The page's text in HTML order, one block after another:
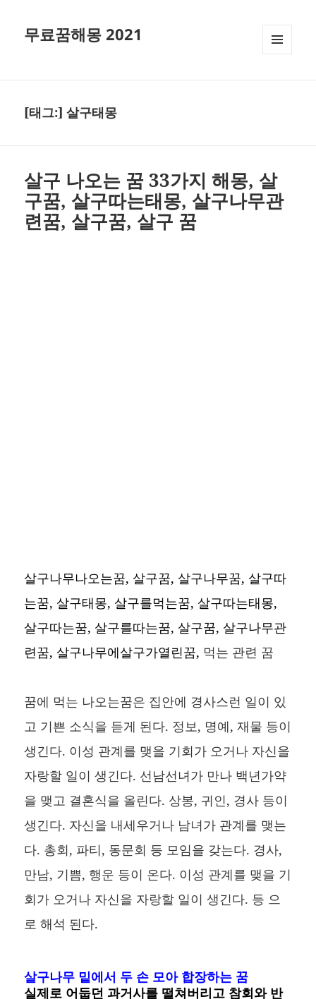
무료꿈해몽 2021
[태그:]살구태몽
살구 나오는 꿈 33가지 해몽, 살
구꿈, 살구따는태몽, 살구나무관
련꿈, 살구꿈, 살구 꿈
살구나무나오는꿈, 살구꿈, 살구나무꿈, 살구따
는꿈, 살구태몽, 살구를먹는꿈, 살구따는태몽,
살구따는꿈, 살구를따는꿈, 살구꿈, 살구나무관
련꿈, 살구나무에살구가열린꿈, 먹는 관련 꿈
꿈에 먹는 나오는꿈은 집안에 경사스런 일이 있
고 기쁜 소식을 듣게 된다. 정보, 명예, 재물 등이
생긴다. 이성 관계를 맺을 기회가 오거나 자신을
자랑할 일이 생긴다. 선남선녀가 만나 백년가약
을 맺고 결혼식을 올린다. 상봉, 귀인, 경사 등이
생긴다. 자신을 내세우거나 남녀가 관계를 맺는
다. 총회, 파티, 동문회 등 모임을 갖는다. 경사,
만남, 기쁨, 행운 등이 온다. 이성 관계를 맺을 기
회가 오거나 자신을 자랑할 일이 생긴다. 등 으
로 해석 된다.
살구나무 밑에서 두 손 모아 합장하는 꿈
실제로 어둡던 과거사를 떨쳐버리고 참회와 반